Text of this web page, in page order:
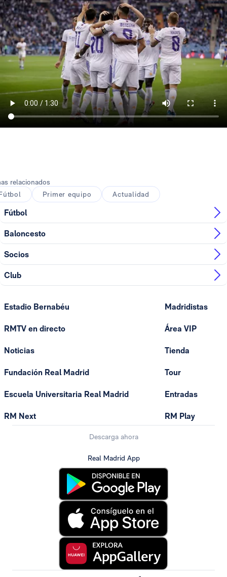
relacionados
Primer equipo Actualidad
Fútbol
Baloncesto
Socios
Club
Estadio Bernabéu
RMTV en directo
Noticias
Fundación Real Madrid
Escuela Universitaria Real Madrid
RM Next
Madridistas
Área VIP
Tienda
Tour
Entradas
RM Play
Descarga ahora
Real Madrid App